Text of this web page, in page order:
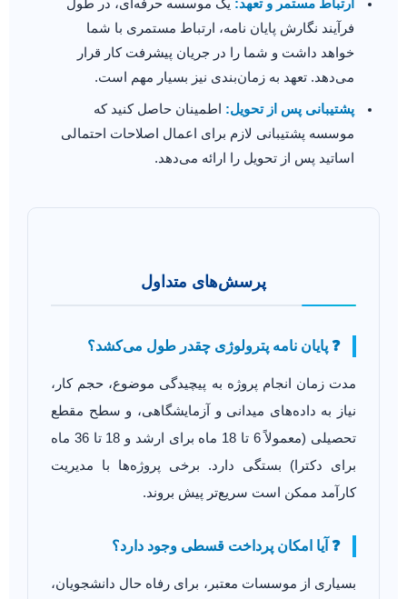
ارتباط مستمر و تعهد: یک موسسه حرفه‌ای، در طول
فرآیند نگارش پایان نامه، ارتباط مستمری با شما
خواهد داشت و شما را در جریان پیشرفت کار قرار
می‌دهد. تعهد به زمان‌بندی نیز بسیار مهم است.
پشتیبانی پس از تحویل: اطمینان حاصل کنید که
موسسه پشتیبانی لازم برای اعمال اصلاحات احتمالی
اساتید پس از تحویل را ارائه می‌دهد.
پرسش‌های متداول
❓ پایان نامه پترولوژی چقدر طول می‌کشد؟
مدت زمان انجام پروژه به پیچیدگی موضوع، حجم کار،
نیاز به داده‌های میدانی و آزمایشگاهی، و سطح مقطع
تحصیلی (معمولاً 6 تا 18 ماه برای ارشد و 18 تا 36 ماه
برای دکترا) بستگی دارد. برخی پروژه‌ها با مدیریت
کارآمد ممکن است سریع‌تر پیش بروند.
❓ آیا امکان پرداخت قسطی وجود دارد؟
بسیاری از موسسات معتبر، برای رفاه حال دانشجویان،